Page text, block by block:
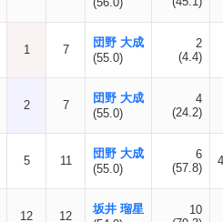
1 7
団野 大成
(55.0)
2
(4.4)
2 7
団野 大成
(55.0)
4
(24.2)
5 11
団野 大成
(55.0)
6
(57.8)
12 12
坂井 瑠星
10